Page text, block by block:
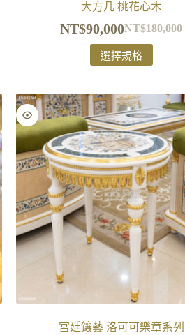
大方几 桃花心木
NT$180,000
NT$90,000
選擇規格
宮廷鑲藝 洛可可樂章系列